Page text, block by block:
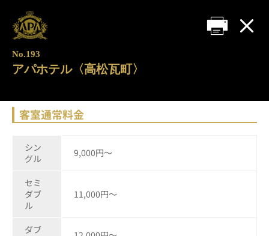
No.193
アパホテル〈高松瓦町〉
客室通常料金
シン
グル
9,000円～
セミ
ダブ
ル
11,000円～
ダブ